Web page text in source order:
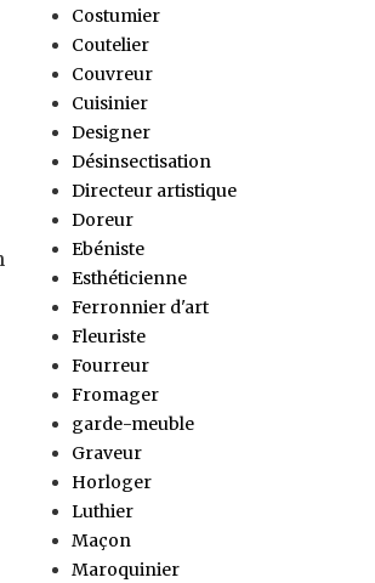
Costumier
Coutelier
Couvreur
Cuisinier
Designer
Désinsectisation
Directeur artistique
Doreur
Ebéniste
Esthéticienne
Ferronnier d'art
Fleuriste
Fourreur
Fromager
garde-meuble
Graveur
Horloger
Luthier
Maçon
Maroquinier